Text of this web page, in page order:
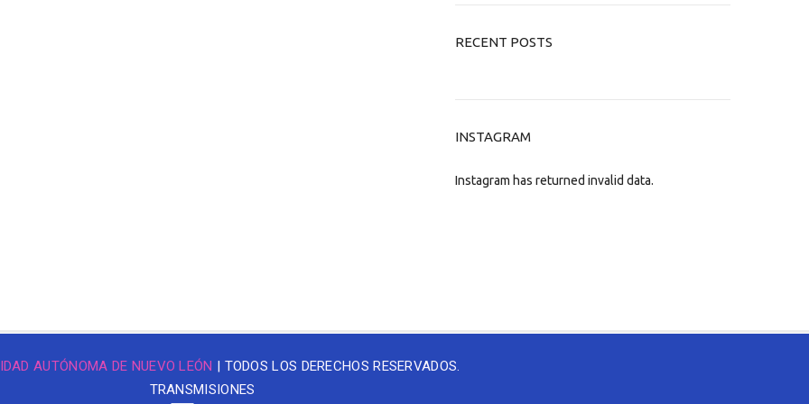
RECENT POSTS
INSTAGRAM
Instagram has returned invalid data.
AUTÓNOMA DE NUEVO LEÓN | TODOS LOS DERECHOS RESERVADOS.
TRANSMISIONES